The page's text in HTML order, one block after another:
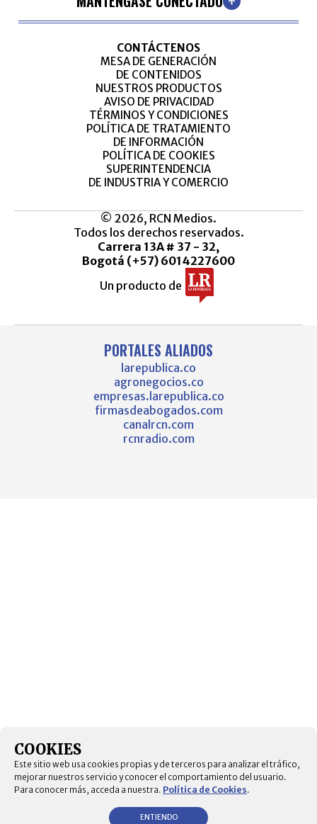
CONTÁCTENOS
MESA DE GENERACIÓN
DE CONTENIDOS
NUESTROS PRODUCTOS
AVISO DE PRIVACIDAD
TÉRMINOS Y CONDICIONES
POLÍTICA DE TRATAMIENTO
DE INFORMACIÓN
POLÍTICA DE COOKIES
SUPERINTENDENCIA
DE INDUSTRIA Y COMERCIO
© 2026, RCN Medios.
Todos los derechos reservados.
Carrera 13A # 37 - 32,
Bogotá (+57) 6014227600
Un producto de
PORTALES ALIADOS
larepublica.co
agronegocios.co
empresas.larepublica.co
firmasdeabogados.com
canalrcn.com
rcnradio.com
COOKIES
Este sitio web usa cookies propias y de terceros para analizar el tráfico,
mejorar nuestros servicio y conocer el comportamiento del usuario.
Para conocer más, acceda a nuestra. Política de Cookies.
ENTIENDO